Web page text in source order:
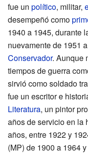
fue un político, militar,
desempeñó como
1940 a 1945, durante
nuevamente de 1951
Conservador. Aunque
tiempos de guerra
sirvió como soldado
fue un escritor e
Literatura, un pintor
años de servicio en la
años, entre 1922 y
(MP) de 1900 a 1964